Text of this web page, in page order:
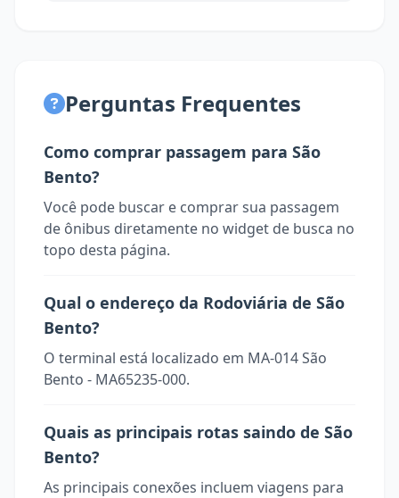
Perguntas Frequentes
Como comprar passagem para São
Bento?
Você pode buscar e comprar sua passagem
de ônibus diretamente no widget de busca no
topo desta página.
Qual o endereço da Rodoviária de São
Bento?
O terminal está localizado em MA-014 São
Bento - MA65235-000.
Quais as principais rotas saindo de São
Bento?
As principais conexões incluem viagens para